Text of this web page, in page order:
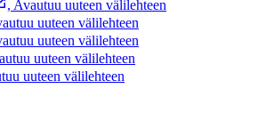
, Avautuu uuteen välilehteen
uuteen välilehteen
uuteen välilehteen
uuteen välilehteen
uuteen välilehteen